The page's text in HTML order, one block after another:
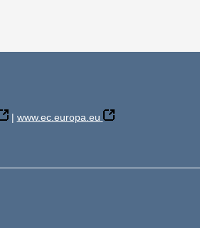
| www.ec.europa.eu